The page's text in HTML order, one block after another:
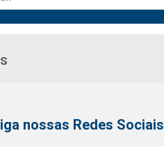
nossas Redes Sociais